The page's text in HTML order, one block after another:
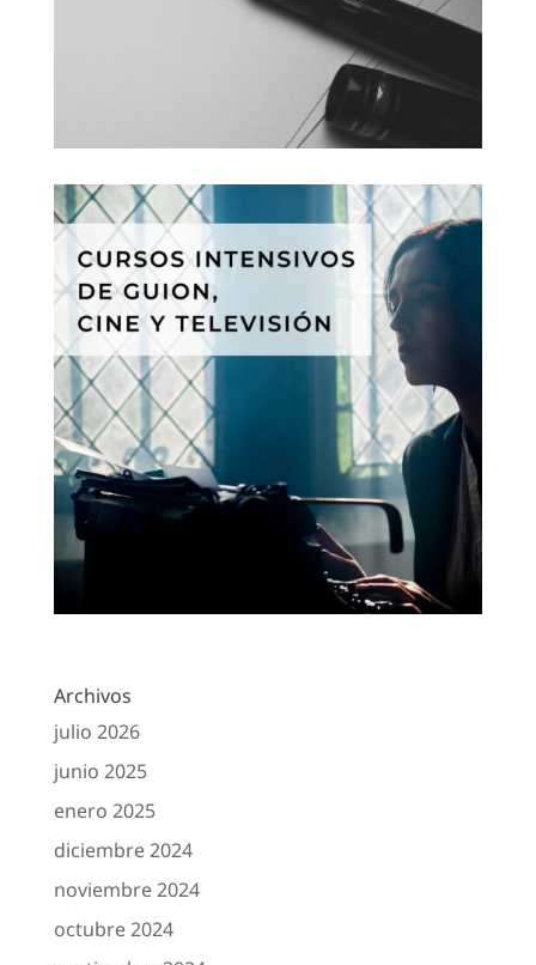
Archivos
julio 2026
junio 2025
enero 2025
diciembre 2024
noviembre 2024
octubre 2024